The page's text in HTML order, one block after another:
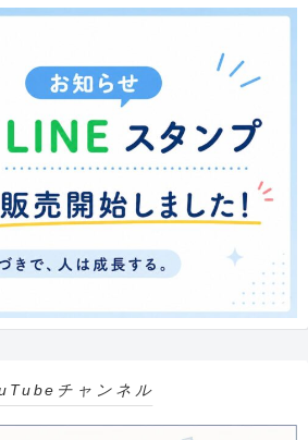
チャンネル